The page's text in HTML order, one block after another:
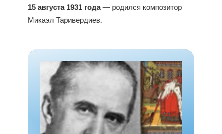
15 августа 1931 года— родился композитор
Микаэл Таривердиев.